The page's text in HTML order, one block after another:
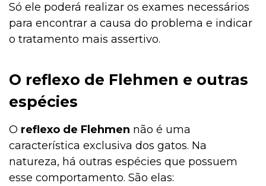
Só ele poderá realizar os exames necessários
para encontrar a causa do problema e indicar
o tratamento mais assertivo.
O reflexo de Flehmen e outras
espécies
O reflexo de Flehmen não é uma
característica exclusiva dos gatos. Na
natureza, há outras espécies que possuem
esse comportamento. São elas: